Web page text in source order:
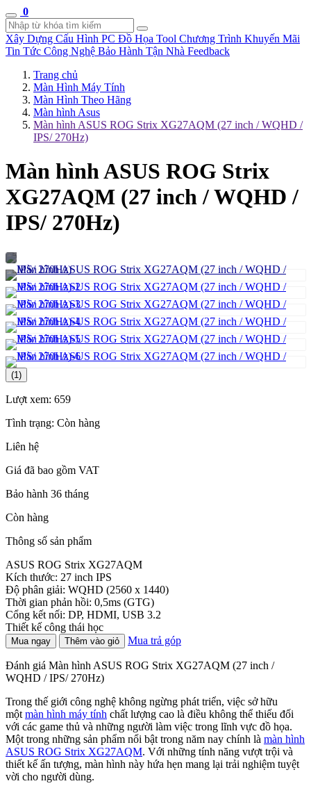
0
Xây Dựng Cấu Hình PC Đồ Họa Tool Chương Trình Khuyến Mãi
Tin Tức Công Nghệ Bảo Hành Tận Nhà Feedback
Trang chủ
Màn Hình Máy Tính
Màn Hình Theo Hãng
Màn hình Asus
Màn hình ASUS ROG Strix XG27AQM (27 inch / WQHD /
IPS/ 270Hz)
Màn hình ASUS ROG Strix
XG27AQM (27 inch / WQHD /
IPS/ 270Hz)
(1)
Lượt xem: 659
Tình trạng: Còn hàng
Liên hệ
Giá đã bao gồm VAT
Bảo hành 36 tháng
Còn hàng
Thông số sản phẩm
ASUS ROG Strix XG27AQM
Kích thước: 27 inch IPS
Độ phân giải: WQHD (2560 x 1440)
Thời gian phản hồi: 0,5ms (GTG)
Cổng kết nối: DP, HDMI, USB 3.2
Thiết kế công thái học
Mua ngay Thêm vào giỏ Mua trả góp
Đánh giá Màn hình ASUS ROG Strix XG27AQM (27 inch /
WQHD / IPS/ 270Hz)
Trong thế giới công nghệ không ngừng phát triển, việc sở hữu
một màn hình máy tính chất lượng cao là điều không thể thiếu đối
với các game thủ và những người làm việc trong lĩnh vực đồ họa.
Một trong những sản phẩm nổi bật trong năm nay chính là màn hình
ASUS ROG Strix XG27AQM. Với những tính năng vượt trội và
thiết kế ấn tượng, màn hình này hứa hẹn mang lại trải nghiệm tuyệt
vời cho người dùng.